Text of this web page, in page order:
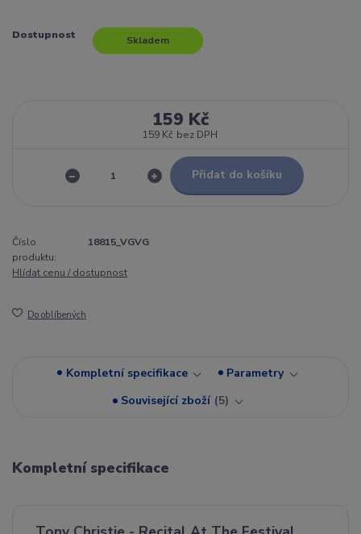
Dostupnost Skladem
159 Kč
159 Kč bez DPH
Přidat do košíku
Číslo
produktu:
18815_VGVG
Hlídat cenu / dostupnost
Do oblíbených
Kompletní specifikace
Parametry
Související zboží 5
Kompletní specifikace